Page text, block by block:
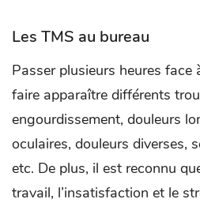
Les TMS au bureau
Passer plusieurs heures face
faire apparaître différents
engourdissement, douleurs
oculaires, douleurs diverses,
etc. De plus, il est reconnu
travail, l’insatisfaction et le